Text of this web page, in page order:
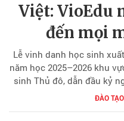
Việt: VioEdu
đến mọi
Lễ vinh danh học sinh
năm học 2025–2026 khu
sinh Thủ đô, dẫn đầu kỷ
vinh danh xuyên Việt, tôn
bật cùng tinh thần chủ
ĐÀO